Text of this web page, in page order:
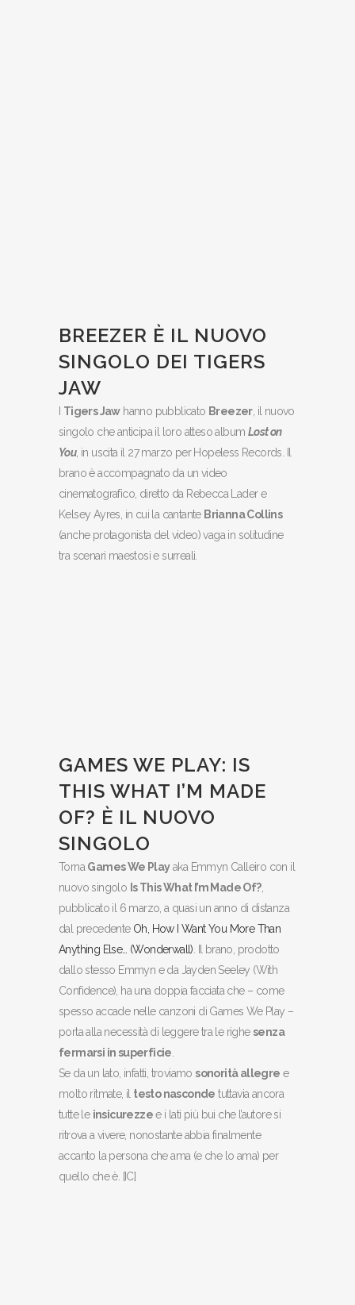
BREEZER È IL NUOVO
SINGOLO DEI TIGERS
JAW
Tigers Jawhanno pubblicato Breezer, il nuovo
singolo che anticipa il loro atteso album Lost on
You, in uscita il 27 marzo per Hopeless Records. Il
brano è accompagnato da un video
cinematografico, diretto da Rebecca Lader e
Kelsey Ayres, in cui la cantante Brianna Collins
(anche protagonista del video) vaga in solitudine
tra scenari maestosi e surreali.
GAMES WE PLAY: IS
THIS WHAT I’M MADE
OF? È IL NUOVO
SINGOLO
Torna Games We Playaka Emmyn Calleiro con il
nuovo singolo Is This What I’m Made Of?,
pubblicato il 6 marzo, a quasi un anno di distanza
dal precedente Oh, How I Want You More Than
Anything Else… (Wonderwall) . Il brano, prodotto
dallo stesso Emmyn e da Jayden Seeley (With
Confidence), ha una doppia facciata che – come
spesso accade nelle canzoni di Games We Play –
porta alla necessità di leggere tra le righesenza
fermarsi in superficie
Se da un lato, infatti, troviamosonorità allegre e
molto ritmate, il testo nasconde tuttavia ancora
tutte le insicurezzee i lati più bui che l’autore si
ritrova a vivere, nonostante abbia finalmente
accanto la persona che ama (e che lo ama) per
quello che è. [IC]